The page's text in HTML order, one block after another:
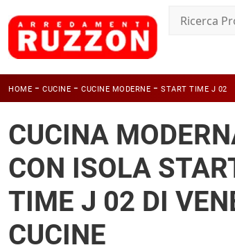
HOME - CUCINE - CUCINE MODERNE - START TIME J 02
CUCINA
CON ISOLA
TIME J 02 DI
CUCINE